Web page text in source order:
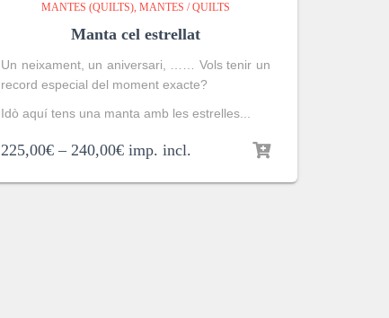
MANTES (QUILTS) MANTES / QUILTS
Manta cel estrellat
Un neixament, un aniversari, …… Vols tenir un
record especial del moment exacte?
Idò aquí tens una manta amb les estrelles...
225,00€ – 240,00€ imp. incl.